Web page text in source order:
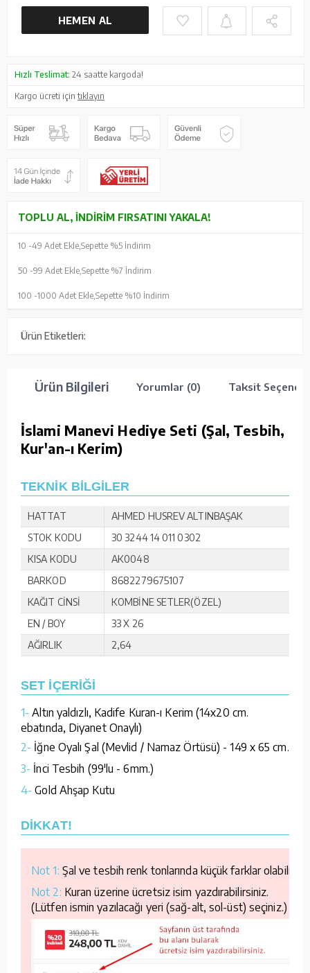
HEMEN AL
Hızlı Teslimat: 24 saatte kargoda!
Kargo ücreti içintıklayın
TOPLU AL, İNDIRIM FIRSATINI YAKALA!
10 -49 Adet Ekle, Sepette %5 İndirim
50 -99 Adet Ekle, Sepette %7 İndirim
100 -1000 Adet Ekle, Sepette %10 İndirim
Ürün Etiketleri:
Ürün Bilgileri Yorumlar (0) Taksit
İslami Manevi Hediye Seti (Şal, Tesbih,
Kur'an-ı Kerim)
TEKNİK BİLGİLER
HATTAT
AHMED HUSREV ALTINBAŞAK
STOK KODU
30 3244 14 011 0302
KISA KODU
AK0048
BARKOD
8682279675107
KAĞIT CİNSİ
KOMBİNE SETLER(ÖZEL)
EN / BOY
33 X 26
AĞIRLIK
2,64
SET İÇERİĞİ
1- Altın yaldızlı, Kadife Kuran-ı Kerim (14x20 cm.
ebatında, Diyanet Onaylı)
2- İğne Oyalı Şal (Mevlid / Namaz Örtüsü) - 149 x 65 cm.
3- İnci Tesbih (99'lu - 6mm.)
4- Gold Ahşap Kutu
DİKKAT!
Not 1: Şal ve tesbih renk tonlarında küçük farklar olabilir.
Not 2: Kuran üzerine ücretsiz isim yazdırabilirsiniz.
(Lütfen ismin yazılacağı yeri (sağ-alt, sol-üst) seçiniz.)